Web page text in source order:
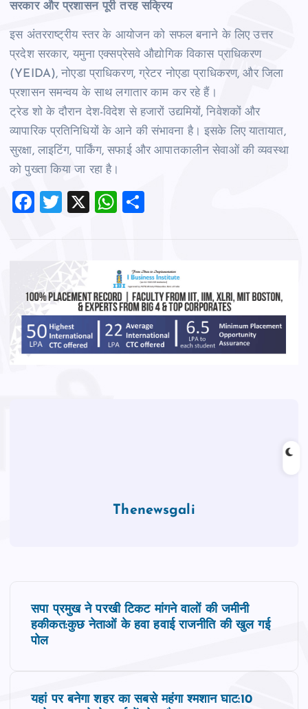
सरकार और प्रशासन पूरी तरह सक्रिय
इस अंतरराष्ट्रीय स्तर के आयोजन को सफल बनाने के लिए उत्तर
प्रदेश सरकार, यमुना एक्सप्रेसवे औद्योगिक विकास प्राधिकरण
(YEIDA), नोएडा प्राधिकरण, ग्रेटर नोएडा प्राधिकरण, और जिला
प्रशासन समन्वय के साथ लगातार काम कर रहे हैं।
ट्रेड शो के दौरान देश-विदेश से हजारों उद्यमियों, निवेशकों और
व्यापारिक प्रतिनिधियों के आने की संभावना है। इसके लिए यातायात,
सुरक्षा, लाइटिंग, पार्किंग, सफाई और आपातकालीन सेवाओं की व्यवस्था
को पुख्ता किया जा रहा है।
F
b
o
o
k
T
tt
er
X
W
s
A
p
p
e
Thenewsgali
सपा प्रमुख ने परखी टिकट मांगने वालों की जमीनी
हकीकत:कुछ नेताओं के हवा हवाई राजनीति की खुल गई
पोल
यहां पर बनेगा शहर का सबसे महंगा श्मशान घाट:10